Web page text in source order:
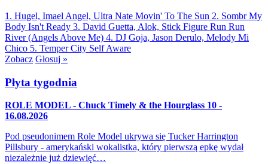
1. Hugel, Imael Angel, Ultra Nate Movin' To The Sun 2. Sombr My
Body Isn't Ready 3. David Guetta, Alok, Stick Figure Run Run
River (Angels Above Me) 4. DJ Goja, Jason Derulo, Melody Mi
Chico 5. Temper City Self Aware
Zobacz Głosuj »
Płyta tygodnia
ROLE MODEL - Chuck Timely & the Hourglass 10 -
16.08.2026
Pod pseudonimem Role Model ukrywa się Tucker Harrington
Pillsbury - amerykański wokalistka, który pierwszą epkę wydał
niezależnie już dziewięć…